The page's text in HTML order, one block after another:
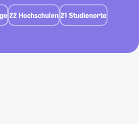
22 Hochschulen 21 Studienorte